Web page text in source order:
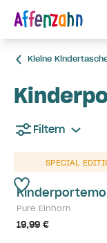
Kleine
Filtern
SPECIAL
Pure Einhorn
19,99 €